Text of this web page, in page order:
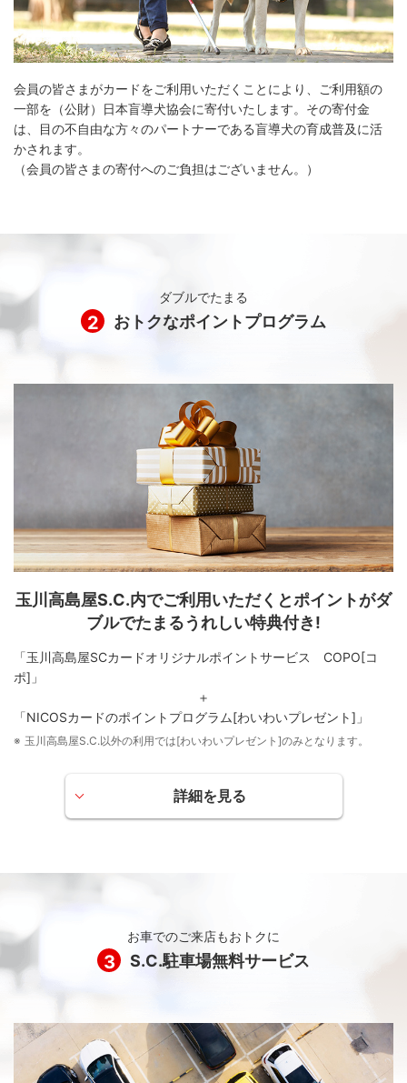
会員の皆さまがカードをご利用いただくことにより、ご利用額の
一部を（公財）日本盲導犬協会に寄付いたします。その寄付金
は、目の不自由な方々のパートナーである盲導犬の育成普及に活
かされます。
（会員の皆さまの寄付へのご負担はございません。）
ダブルでたまる
2 おトクなポイントプログラム
玉川高島屋S.C.内でご利用いただくとポイントがダ
ブルでたまるうれしい特典付き!
「玉川高島屋SCカードオリジナルポイントサービス COPO[コ
ポ]」
＋
「NICOSカードのポイントプログラム[わいわいプレゼント]」
玉川高島屋S.C.以外の利用では[わいわいプレゼント]のみとなります。
玉川高島屋SCカードオリジナルポイントサ
かも、2,000ポイントごとに2,000円相当の玉川高島屋S.C.
お買物券が自動発送され、ポイント交換に手間がかかりま
COPO［コポ］（玉川高島屋SCカードのWEBサイト）
NICOSカードのポイントプログラム［わいわ
詳細を見る
お車でのご来店もおトクに
3 S.C.駐車場無料サービス